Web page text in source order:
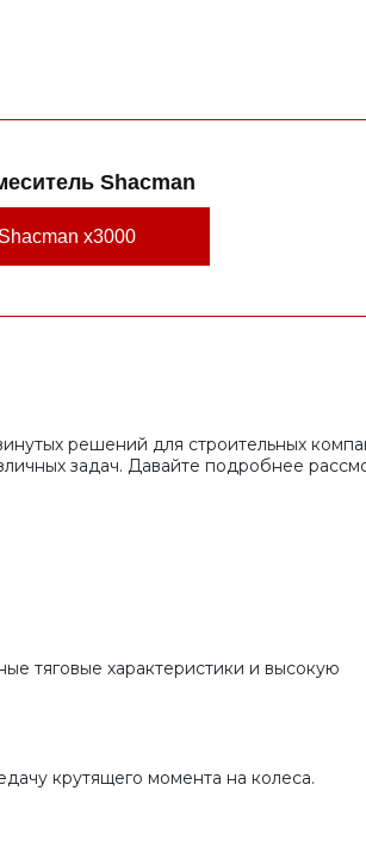
Shacman
x3000
решений для строительных
задач. Давайте подробнее
тяговые характеристики и высокую
крутящего момента на колеса.